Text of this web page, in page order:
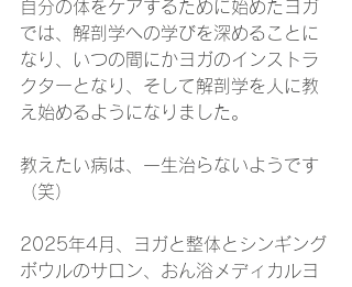
自分の体をケアするために始めたヨガ
では、解剖学への学びを深めることに
なり、いつの間にかヨガのインストラ
クターとなり、そして解剖学を人に教
え始めるようになりました。
教えたい病は、一生治らないようです
（笑）
2025年4月、ヨガと整体とシンギング
ボウルのサロン、おん浴メディカルヨ